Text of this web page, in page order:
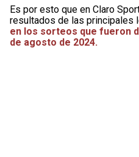
Es por esto que en Claro
resultados de las principales
en los sorteos que fueron
de agosto de 2024.